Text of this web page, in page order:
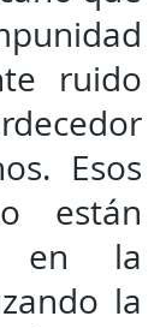
ruido
Esos
están
en la
la